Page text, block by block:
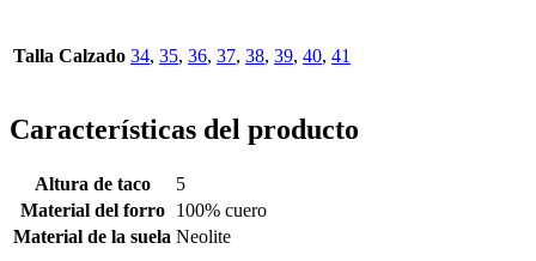
Talla Calzado 34, 35, 36, 37, 38, 39, 40, 41
Características del producto
Altura de taco
5
Material del forro
100% cuero
Material de la suela Neolite